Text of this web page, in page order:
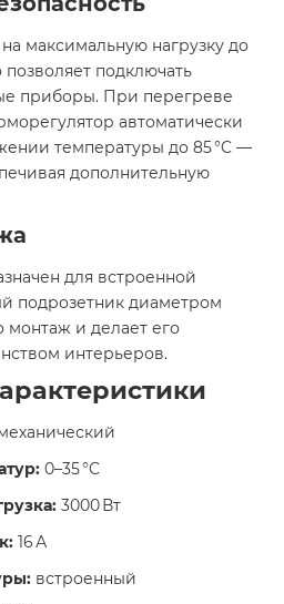
максимальную нагрузку до
позволяет подключать
приборы. При перегреве
автоматически
температуры до 85 °C —
дополнительную
для встроенной
подрозетник диаметром
монтаж и делает его
интерьеров.​
0–35 °C
3000 Вт
16 А
встроенный